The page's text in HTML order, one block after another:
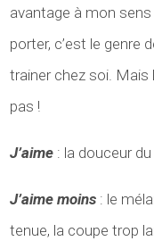
avantage à mon
porter, c’est le genre
trainer chez soi.
pas !
J’aime : la douceur
J’aime moins : le
tenue, la coupe trop